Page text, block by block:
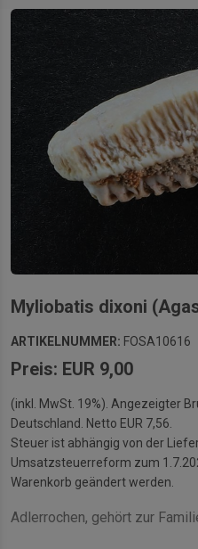
Myliobatis dixoni
ARTIKELNUMMER: FOSA10616
Preis: EUR 9,00
(inkl. MwSt. 19%). Angezeigter
Deutschland. Netto EUR 7,56.
Steuer ist abhängig von der
Umsatzsteuerreform zum
Warenkorb geändert werden.
Adlerrochen, gehört zur